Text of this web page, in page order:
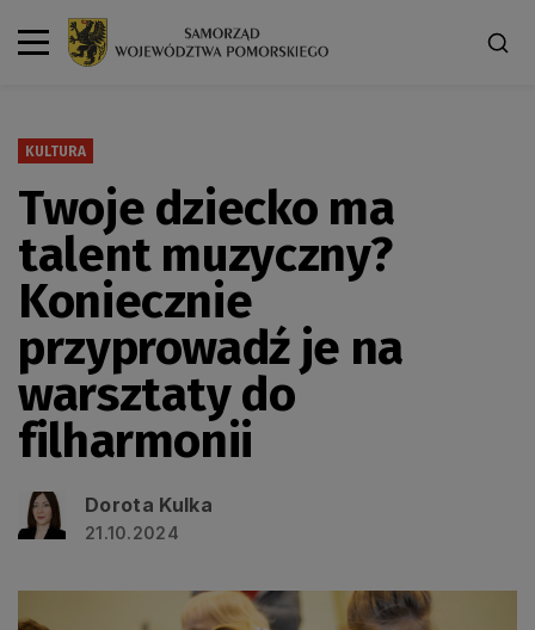
KULTURA
Twoje dziecko ma
talent muzyczny?
Koniecznie
przyprowadź je na
warsztaty do
filharmonii
Dorota Kulka
21.10.2024